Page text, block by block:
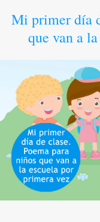
Mi primer día
que van a